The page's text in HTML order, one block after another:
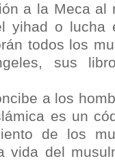
a la Meca al
yihad o lucha
todos los
sus
a los
es un
de los
vida del